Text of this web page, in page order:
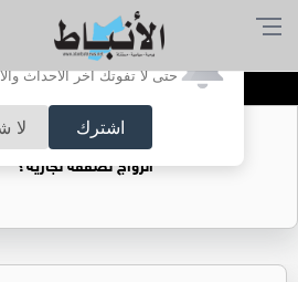
أترغب في تفعيل
حتى لا تفوتك آخر الأحداث
اشترك لا
الحاجة
فتيات يستغللنه
الزواج لصفقة تجارية؟